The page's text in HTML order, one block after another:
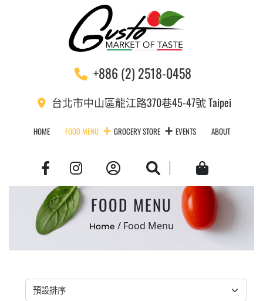
+886 (2) 2518-0458
台北市中山區龍江路370巷45-47號 Taipei
HOME FOOD MENU GROCERY STORE EVENTS ABOUT
Account Search Cart
FOOD MENU
Home / Food Menu